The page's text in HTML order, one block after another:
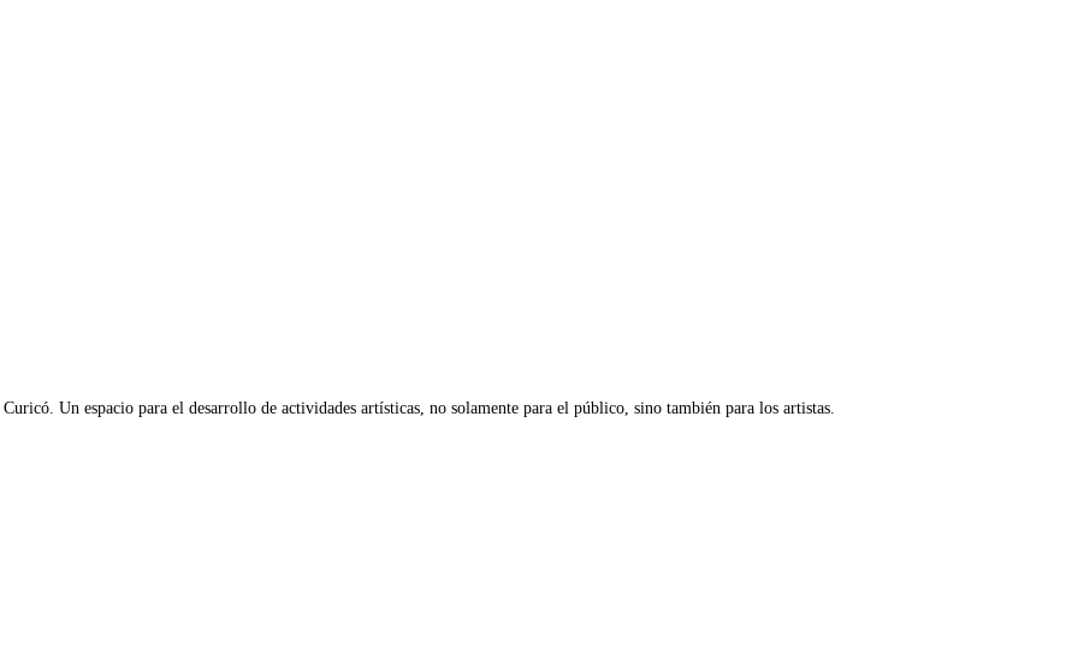
Un espacio para el desarrollo de actividades artísticas, no solamente para el público, sino también para los artistas.